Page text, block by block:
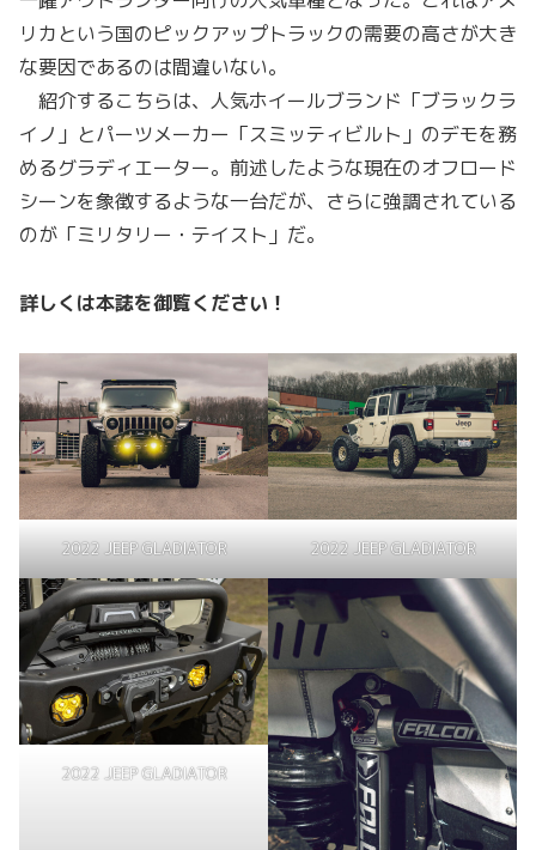
リカという国のピックアップトラックの需要の高さが大き
な要因であるのは間違いない。
紹介するこちらは、人気ホイールブランド「ブラックラ
イノ」とパーツメーカー「スミッティビルト」のデモを務
めるグラディエーター。前述したような現在のオフロード
シーンを象徴するような一台だが、さらに強調されている
のが「ミリタリー・テイスト」だ。
詳しくは本誌を御覧ください！
2022 JEEP GLADIATOR 2022 JEEP GLADIATOR
2022 JEEP GLADIATOR